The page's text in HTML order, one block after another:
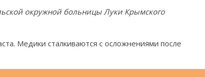
окружной больницы Луки Крымского
Медики сталкиваются с осложнениями после